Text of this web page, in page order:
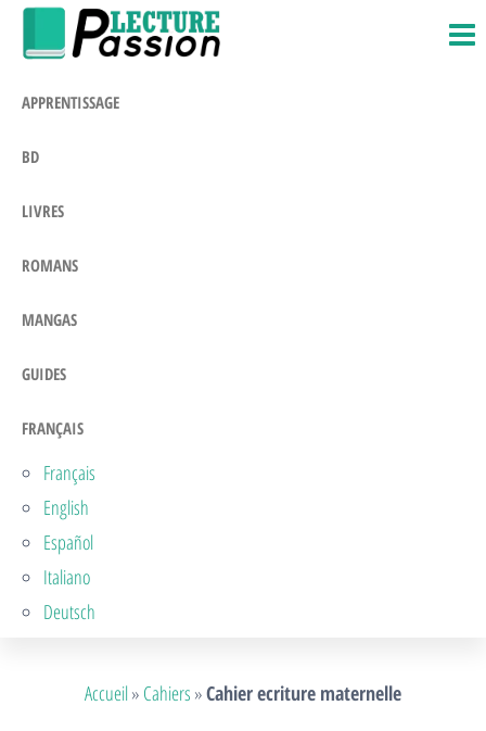
Passer
APPRENTISSAGE
BD
LIVRES
ROMANS
MANGAS
GUIDES
FRANÇAIS
Français
English
Español
Italiano
Deutsch
Accueil» Cahiers »Cahier ecriture maternelle